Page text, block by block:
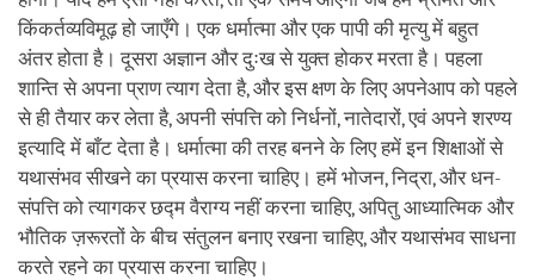
किंकर्तव्यविमूढ़ हो जाएँगे। एक धर्मात्मा और एक पापी की मृत्यु में बहुत
अंतर होता है। दूसरा अज्ञान और दुःख से युक्त होकर मरता है। पहला
शान्ति से अपना प्राण त्याग देता है, और इस क्षण के लिए अपनेआप को पहले
से ही तैयार कर लेता है, अपनी संपत्ति को निर्धनों, नातेदारों, एवं अपने शरण्य
इत्यादि में बाँट देता है। धर्मात्मा की तरह बनने के लिए हमें इन शिक्षाओं से
यथासंभव सीखने का प्रयास करना चाहिए। हमें भोजन, निद्रा, और धन-
संपत्ति को त्यागकर छद्म वैराग्य नहीं करना चाहिए, अपितु आध्यात्मिक और
भौतिक ज़रूरतों के बीच संतुलन बनाए रखना चाहिए, और यथासंभव साधना
करते रहने का प्रयास करना चाहिए।